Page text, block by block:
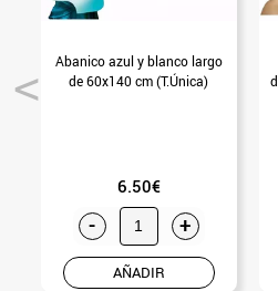
Abanico azul y blanco largo
de 60x140 cm (T.Única)
6.50€
- +
AÑADIR